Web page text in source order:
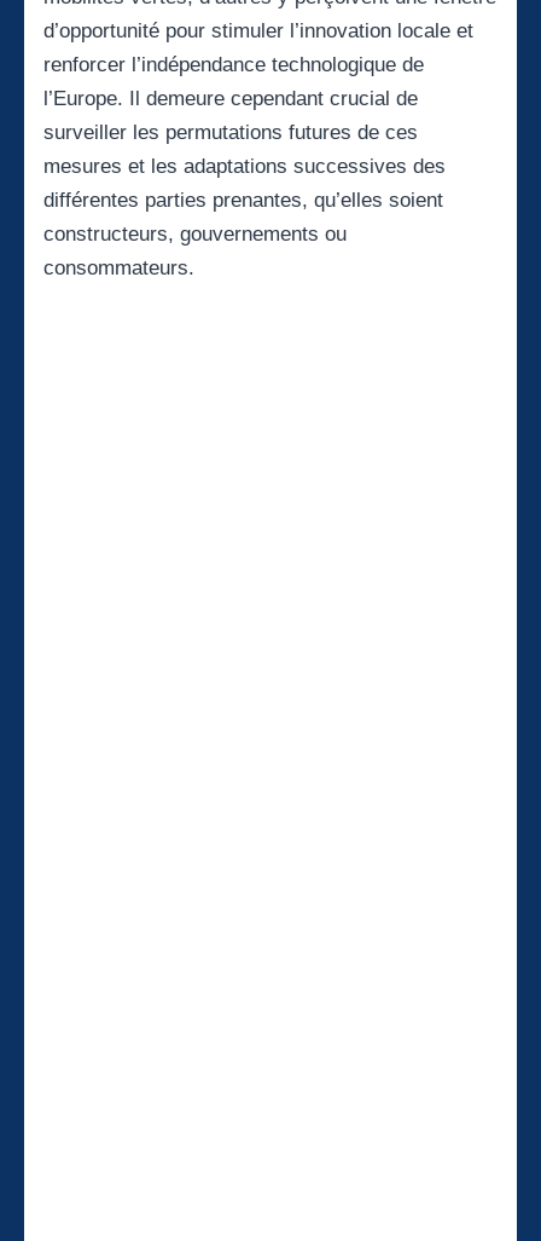
d’opportunité pour stimuler l’innovation locale et
renforcer l’indépendance technologique de
l’Europe. Il demeure cependant crucial de
surveiller les permutations futures de ces
mesures et les adaptations successives des
différentes parties prenantes, qu’elles soient
constructeurs, gouvernements ou
consommateurs.